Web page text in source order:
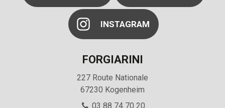
INSTAGRAM
FORGIARINI
227 Route Nationale
67230 Kogenheim
03 88 74 70 20